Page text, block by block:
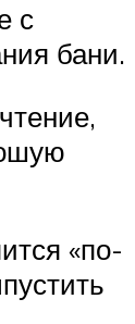
с
бани.
«по-